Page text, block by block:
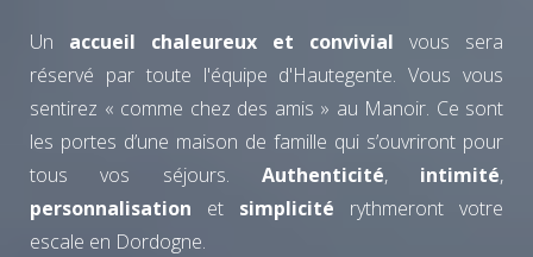
Un accueil chaleureux et convivial vous sera
réservé par toute l'équipe d'Hautegente. Vous vous
sentirez « comme chez des amis » au Manoir. Ce sont
les portes d’une maison de famille qui s’ouvriront pour
tous vos séjours. Authenticité, intimité,
personnalisation et simplicité rythmeront votre
escale en Dordogne.